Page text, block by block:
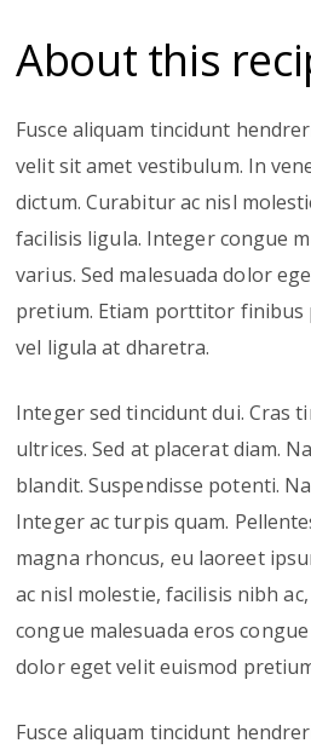
About this
Fusce aliquam tincidunt
velit sit amet vestibulum. In
dictum. Curabitur ac nisl
facilisis ligula. Integer congue
varius. Sed malesuada dolor
pretium. Etiam porttitor finibus
vel ligula at dharetra.
Integer sed tincidunt dui. Cras
ultrices. Sed at placerat diam.
blandit. Suspendisse potenti.
Integer ac turpis quam.
magna rhoncus, eu laoreet
ac nisl molestie, facilisis nibh
congue malesuada eros
dolor eget velit euismod
Fusce aliquam tincidunt